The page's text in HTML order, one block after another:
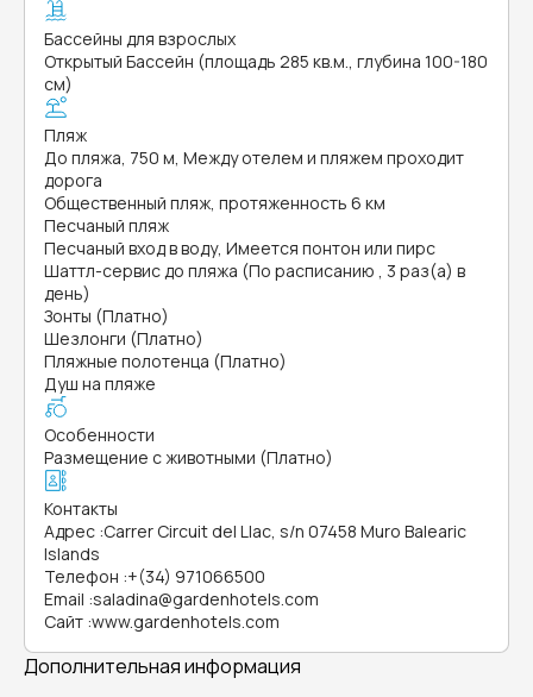
Бассейны для взрослых
Открытый Бассейн (площадь 285 кв.м., глубина 100-180
см)
Пляж
До пляжа, 750 м, Между отелем и пляжем проходит
дорога
Общественный пляж, протяженность 6 км
Песчаный пляж
Песчаный вход в воду, Имеется понтон или пирс
Шаттл-сервис до пляжа (По расписанию , 3 раз(а) в
день)
Зонты (Платно)
Шезлонги (Платно)
Пляжные полотенца (Платно)
Душ на пляже
Особенности
Размещение с животными (Платно)
Контакты
Адрес :Carrer Circuit del Llac, s/n 07458 Muro Balearic
Islands
Телефон :+(34) 971066500
Email :saladina@gardenhotels.com
Сайт :www.gardenhotels.com
Дополнительная информация